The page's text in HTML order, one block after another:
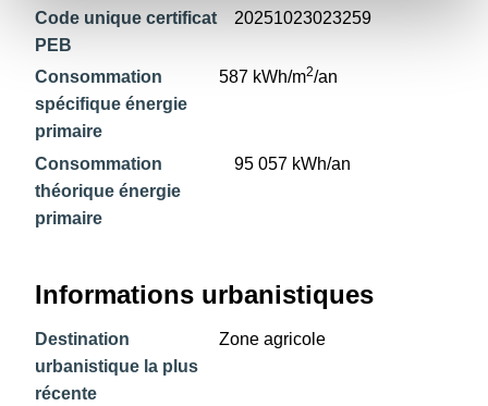
Code unique certificat
PEB
20251023023259
Consommation
spécifique énergie
primaire
587 kWh/m2/an
Consommation
théorique énergie
primaire
95 057 kWh/an
Informations urbanistiques
Destination
urbanistique la plus
récente
Zone agricole